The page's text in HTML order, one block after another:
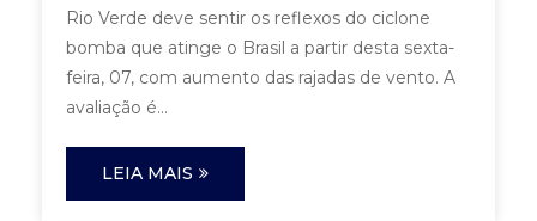
Rio Verde deve sentir os reflexos do ciclone
bomba que atinge o Brasil a partir desta sexta-
feira, 07, com aumento das rajadas de vento. A
avaliação é...
LEIA MAIS